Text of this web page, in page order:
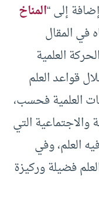
إلى “المناخ
في المقال
العلمية
قواعد العلم
العلمية فحسب،
التي
العلم، وفي
فضيلة وركيزة